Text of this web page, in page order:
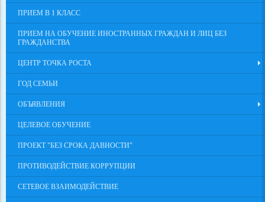
ПРИЕМ В 1 КЛАСС
ПРИЕМ НА ОБУЧЕНИЕ ИНОСТРАННЫХ ГРАЖДАН И ЛИЦ БЕЗ
ГРАЖДАНСТВА
ЦЕНТР ТОЧКА РОСТА
ГОД СЕМЬИ
ОБЪЯВЛЕНИЯ
ЦЕЛЕВОЕ ОБУЧЕНИЕ
ПРОЕКТ "БЕЗ СРОКА ДАВНОСТИ"
ПРОТИВОДЕЙСТВИЕ КОРРУПЦИИ
СЕТЕВОЕ ВЗАИМОДЕЙСТВИЕ